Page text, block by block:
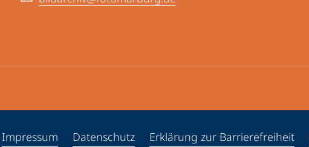
Impressum Datenschutz Erklärung zur Barrierefreiheit